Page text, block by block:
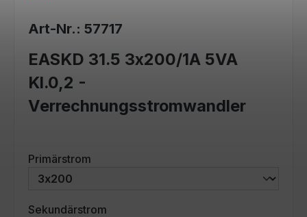
Art-Nr.: 57717
EASKD 31.5 3x200/1A 5VA
Kl.0,2 -
Verrechnungsstromwandler
Primärstrom
Sekundärstrom